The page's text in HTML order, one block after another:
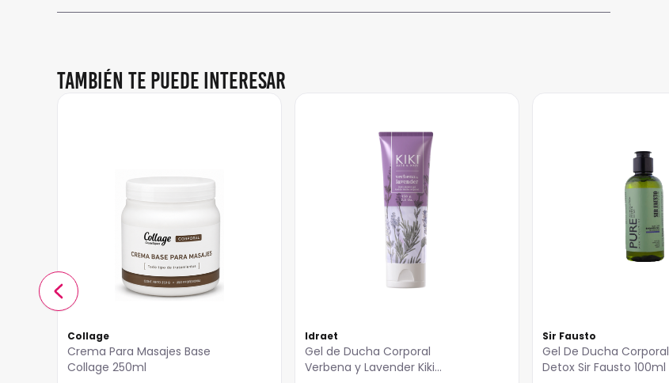
También te puede interesar
Collage
Crema Para Masajes Base
Collage 250ml
Idraet
Gel de Ducha Corporal
Verbena y Lavender Kiki
Sir Fausto
Gel De Ducha Corporal
Detox Sir Fausto 100ml